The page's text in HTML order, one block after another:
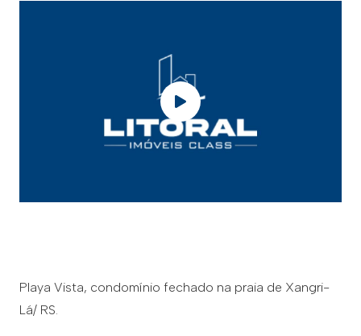
Playa Vista, condomínio fechado na praia de Xangri-
Lá/ RS.